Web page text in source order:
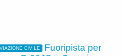
CIVILE
Fuoripista per